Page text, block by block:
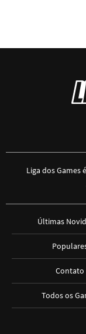
Liga dos Games
Últimas
Contato
Todos os